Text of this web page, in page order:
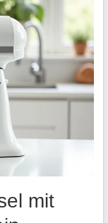
mit